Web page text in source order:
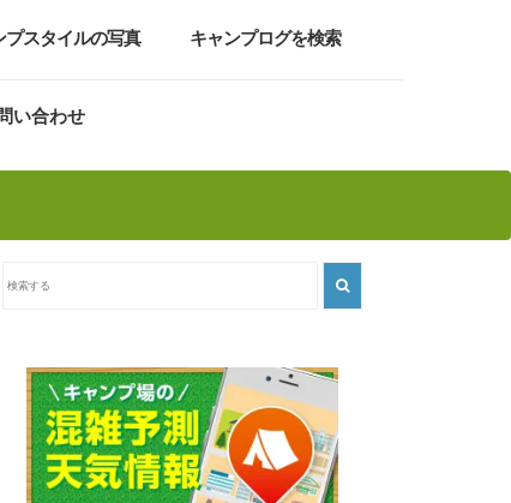
プスタイルの写真 キャンプログを検索
い合わせ